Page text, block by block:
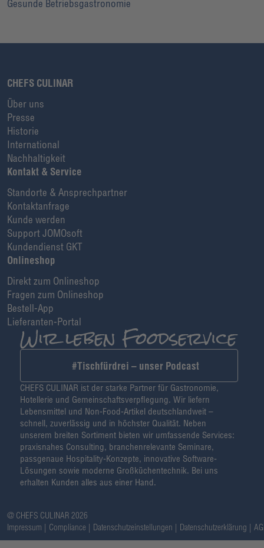
Gesunde Betriebsgastronomie
CHEFS CULINAR
Über uns
Presse
Historie
International
Nachhaltigkeit
Kontakt & Service
Standorte & Ansprechpartner
Kontaktanfrage
Kunde werden
Support JOMOsoft
Kundendienst GKT
Onlineshop
Direkt zum Onlineshop
Fragen zum Onlineshop
Bestell-App
Lieferanten-Portal
#Tischfürdrei – unser Podcast
CHEFS CULINAR ist der starke Partner für Gastronomie,
Hotellerie und Gemeinschaftsverpflegung. Wir liefern
Lebensmittel und Non-Food-Artikel deutschlandweit –
schnell, zuverlässig und in höchster Qualität. Neben
unserem breiten Sortiment bieten wir umfassende Services:
praxisnahes Consulting, branchenrelevante Seminare,
passgenaue Hospitality-Konzepte, innovative Software-
Lösungen sowie moderne Großküchentechnik. Bei uns
erhalten Kunden alles aus einer Hand.
@ CHEFS CULINAR 2026
Impressum
Compliance Datenschutzeinstellungen Datenschutzerklärung